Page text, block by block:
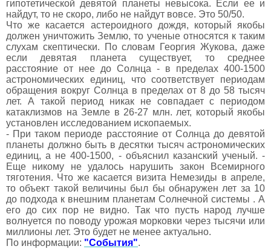
гипотетической девятой планеты невысока. Если ее и
найдут, то не скоро, либо не найдут вовсе. Это 50/50.
Что же касается астероидного дождя, который якобы
должен уничтожить Землю, то ученые относятся к таким
слухам скептически. По словам Георгия Жукова, даже
если девятая планета существует, то среднее
расстояние от нее до Солнца - в пределах 400-1500
астрономических единиц, что соответствует периодам
обращения вокруг Солнца в пределах от 8 до 58 тысяч
лет. А такой период никак не совпадает с периодом
катаклизмов на Земле в 26-27 млн. лет, который якобы
установлен исследованием ископаемых.
- При таком периоде расстояние от Солнца до девятой
планеты должно быть в десятки тысяч астрономических
единиц, а не 400-1500, - объяснил казанский ученый. -
Еще никому не удалось нарушить закон Всемирного
тяготения. Что же касается визита Немезиды в апреле,
то объект такой величины был бы обнаружен лет за 10
до подхода к внешним планетам Солнечной системы . А
его до сих пор не видно. Так что пусть народ лучше
волнуется по поводу урожая морковки через тысячи или
миллионы лет. Это будет не менее актуально.
По информации: "События".